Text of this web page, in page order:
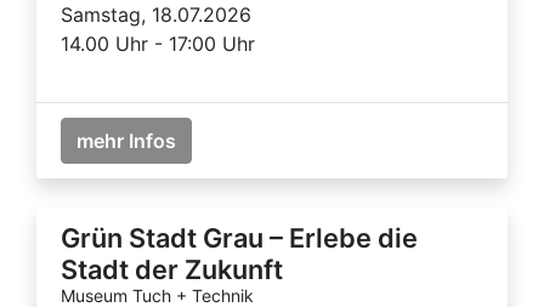
Samstag, 18.07.2026
14.00 Uhr - 17:00 Uhr
mehr Infos
Grün Stadt Grau – Erlebe die
Stadt der Zukunft
Museum Tuch + Technik